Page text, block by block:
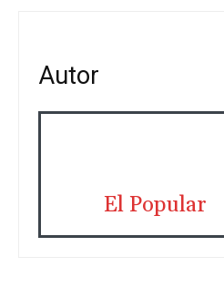
Autor
El Popular